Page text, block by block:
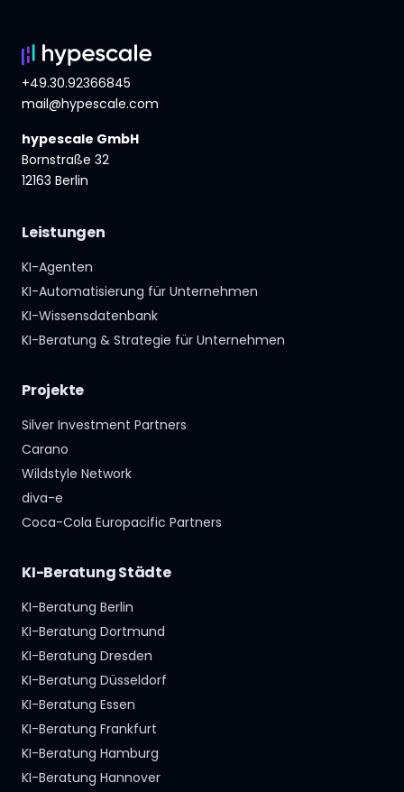
+49.30.92366845
mail@hypescale.com
hypescale GmbH
Bornstraße 32
12163 Berlin
Leistungen
KI-Agenten
KI-Automatisierung für Unternehmen
KI-Wissensdatenbank
KI-Beratung & Strategie für Unternehmen
Projekte
Silver Investment Partners
Carano
Wildstyle Network
diva-e
Coca-Cola Europacific Partners
KI-Beratung Städte
KI-Beratung Berlin
KI-Beratung Dortmund
KI-Beratung Dresden
KI-Beratung Düsseldorf
KI-Beratung Essen
KI-Beratung Frankfurt
KI-Beratung Hamburg
KI-Beratung Hannover